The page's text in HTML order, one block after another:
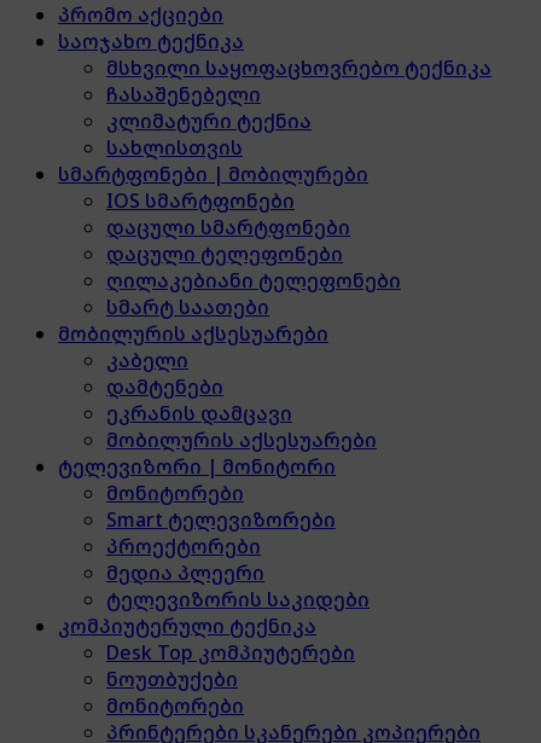
პრომო აქციები
საოჯახო ტექნიკა
მსხვილი საყოფაცხოვრებო ტექნიკა
ჩასაშენებელი
კლიმატური ტექნია
სახლისთვის
სმარტფონები | მობილურები
IOS სმარტფონები
დაცული სმარტფონები
დაცული ტელეფონები
ღილაკებიანი ტელეფონები
სმარტ საათები
მობილურის აქსესუარები
კაბელი
დამტენები
ეკრანის დამცავი
მობილურის აქსესუარები
ტელევიზორი | მონიტორი
მონიტორები
Smart ტელევიზორები
პროექტორები
მედია პლეერი
ტელევიზორის საკიდები
კომპიუტერული ტექნიკა
Desk Top კომპიუტერები
ნოუთბუქები
მონიტორები
პრინტერები სკანერები კოპიერები